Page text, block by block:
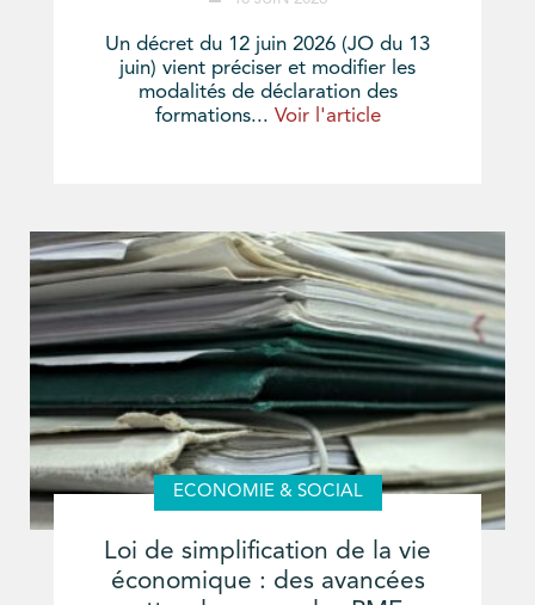
Un décret du 12 juin 2026 (JO du 13
juin) vient préciser et modifier les
modalités de déclaration des
formations... Voir l'article
ECONOMIE & SOCIAL
Loi de simplification de la vie
économique : des avancées